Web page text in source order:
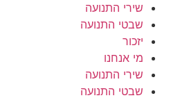
שירי התנועה
שבטי התנועה
יזכור
מי אנחנו
שירי התנועה
שבטי התנועה